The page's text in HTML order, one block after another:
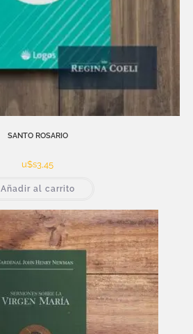
SANTO ROSARIO
u$s3,45
Añadir al carrito